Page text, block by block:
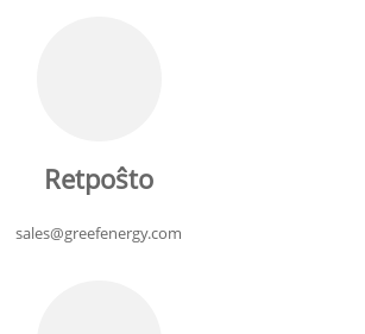
Retpoŝto
sales@greefenergy.com